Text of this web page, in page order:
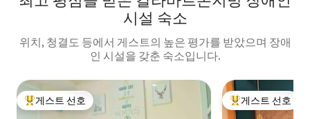
시설 숙소
위치, 청결도 등에서 게스트의 높은 평가를 받았으며 장애
인 시설을 갖춘 숙소입니다.
상위 게스트 선호
게스트 선호 상위 게스트 선호
게스트 선호